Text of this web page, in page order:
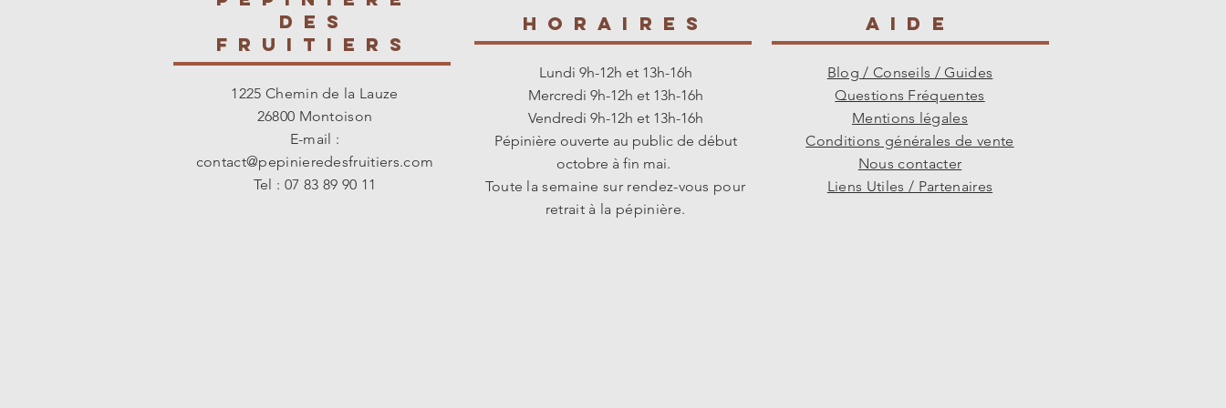
des
fruitiers
1225 Chemin de la Lauze
26800 Montoison
E-mail :
contact@pepinieredesfruitiers.com
Tel : 07 83 89 90 11
HORAIREs
Lundi 9h-12h et 13h-16h
Mercredi 9h-12h et 13h-16h
Vendredi 9h-12h et 13h-16h
Pépinière ouverte au public de début
octobre à fin mai.
Toute la semaine sur rendez-vous pour
retrait à la pépinière.
AIDE
Blog / Conseils / Guides
Questions Fréquentes
Mentions légales
Conditions générales de vente
Nous contacter
Liens Utiles / Partenaires